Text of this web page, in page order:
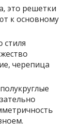
это решетки
к основному
стиля
черепица